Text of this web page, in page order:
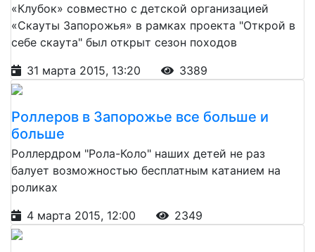
«Клубок» совместно с детской организацией
«Скауты Запорожья» в рамках проекта "Открой в
себе скаута" был открыт сезон походов
31 марта 2015, 13:20
3389
Роллеров в Запорожье все больше и
больше
Роллердром "Рола-Коло" наших детей не раз
балует возможностью бесплатным катанием на
роликах
4 марта 2015, 12:00
2349